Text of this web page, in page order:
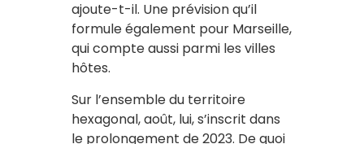
ajoute-t-il. Une prévision qu’il
formule également pour Marseille,
qui compte aussi parmi les villes
hôtes.
Sur l’ensemble du territoire
hexagonal, août, lui, s’inscrit dans
le prolongement de 2023. De quoi